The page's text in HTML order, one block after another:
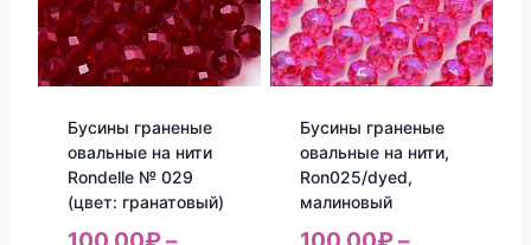
Бусины граненые
овальные на нити
Rondelle № 029
(цвет: гранатовый)
Бусины граненые
овальные на нити,
Ron025/dyed,
малиновый